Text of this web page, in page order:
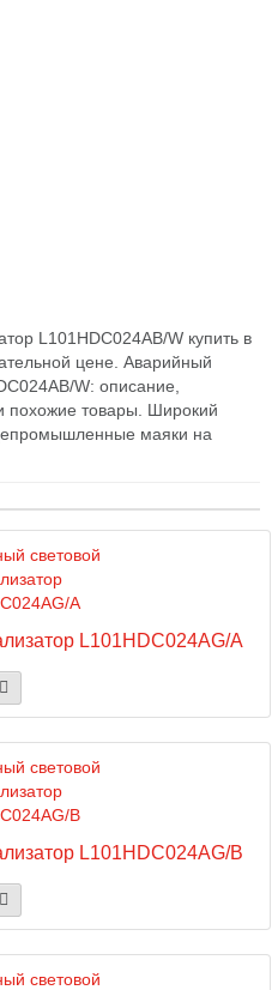
L101HDC024AB/W купить в
цене. Аварийный
W: описание,
похожие товары. Широкий
маяки на
L101HDC024AG/A
L101HDC024AG/B